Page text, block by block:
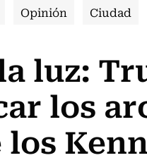
Opinión Ciudad
luz:
los